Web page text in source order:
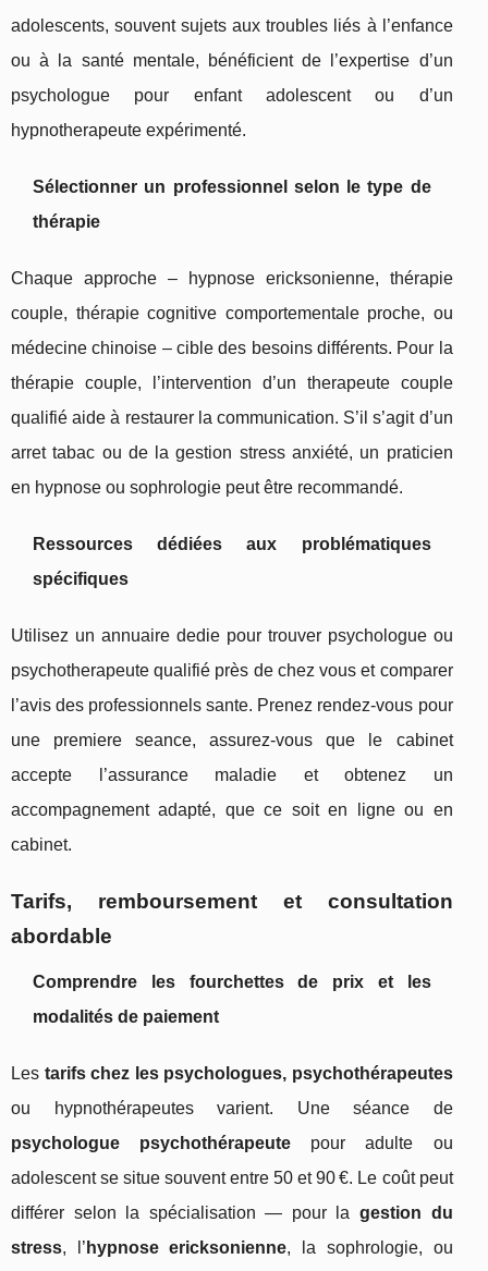
adolescents, souvent sujets aux troubles liés à l’enfance
ou à la santé mentale, bénéficient de l’expertise d’un
psychologue pour enfant adolescent ou d’un
hypnotherapeute expérimenté.
Sélectionner un professionnel selon le type de
thérapie
Chaque approche – hypnose ericksonienne, thérapie
couple, thérapie cognitive comportementale proche, ou
médecine chinoise – cible des besoins différents. Pour la
thérapie couple, l’intervention d’un therapeute couple
qualifié aide à restaurer la communication. S’il s’agit d’un
arret tabac ou de la gestion stress anxiété, un praticien
en hypnose ou sophrologie peut être recommandé.
Ressources dédiées aux problématiques
spécifiques
Utilisez un annuaire dedie pour trouver psychologue ou
psychotherapeute qualifié près de chez vous et comparer
l’avis des professionnels sante. Prenez rendez-vous pour
une premiere seance, assurez-vous que le cabinet
accepte l’assurance maladie et obtenez un
accompagnement adapté, que ce soit en ligne ou en
cabinet.
Tarifs, remboursement et consultation
abordable
Comprendre les fourchettes de prix et les
modalités de paiement
Les tarifs chez les psychologues, psychothérapeutes
ou hypnothérapeutes varient. Une séance de
psychologue psychothérapeute pour adulte ou
adolescent se situe souvent entre 50 et 90 €. Le coût peut
différer selon la spécialisation — pour lagestion du
stress, l’ hypnose ericksonienne, la sophrologie, ou